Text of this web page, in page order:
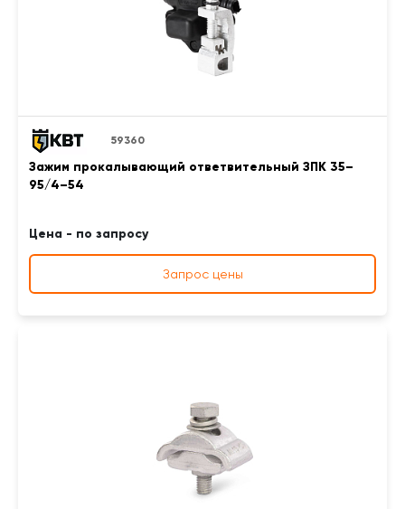
59360
Зажим прокалывающий ответвительный ЗПК 35–
95/4–54
Цена - по запросу
Запрос цены